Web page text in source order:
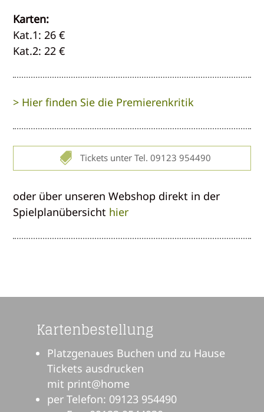
Karten:
Kat.1: 26 €
Kat.2: 22 €
> Hier finden Sie die Premierenkritik
 Tickets unter Tel. 09123 954490
oder über unseren Webshop direkt in der
Spielplanübersicht hier
Kartenbestellung
Platzgenaues Buchen und zu Hause
Tickets ausdrucken
mit print@home
per Telefon: 09123 954490